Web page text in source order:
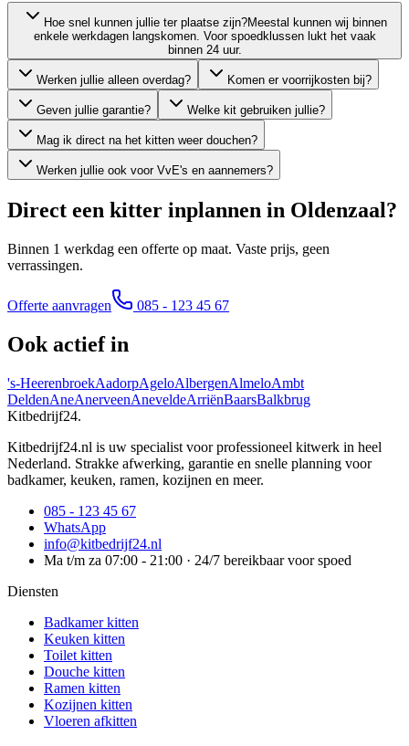
Hoe snel kunnen jullie ter plaatse zijn?Meestal kunnen wij binnen
enkele werkdagen langskomen. Voor spoedklussen lukt het vaak
binnen 24 uur.
Werken jullie alleen overdag? Komen er voorrijkosten bij?
Geven jullie garantie? Welke kit gebruiken jullie?
Mag ik direct na het kitten weer douchen?
Werken jullie ook voor VvE's en aannemers?
Direct een kitter inplannen in Oldenzaal?
Binnen 1 werkdag een offerte op maat. Vaste prijs, geen
verrassingen.
Offerte aanvragen 085 - 123 45 67
Ook actief in
's-HeerenbroekAadorpAgeloAlbergenAlmeloAmbt
DeldenAneAnerveenAneveldeArriënBaarsBalkbrug
Kitbedrijf24.
Kitbedrijf24.nl is uw specialist voor professioneel kitwerk in heel
Nederland. Strakke afwerking, garantie en snelle planning voor
badkamer, keuken, ramen, kozijnen en meer.
085 - 123 45 67
WhatsApp
info@kitbedrijf24.nl
Ma t/m za 07:00 - 21:00 · 24/7 bereikbaar voor spoed
Diensten
Badkamer kitten
Keuken kitten
Toilet kitten
Douche kitten
Ramen kitten
Kozijnen kitten
Vloeren afkitten